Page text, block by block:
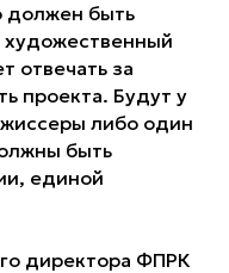
должен быть
отвечать за
проекта. Будут у
либо один
быть
единой
директора ФПРК